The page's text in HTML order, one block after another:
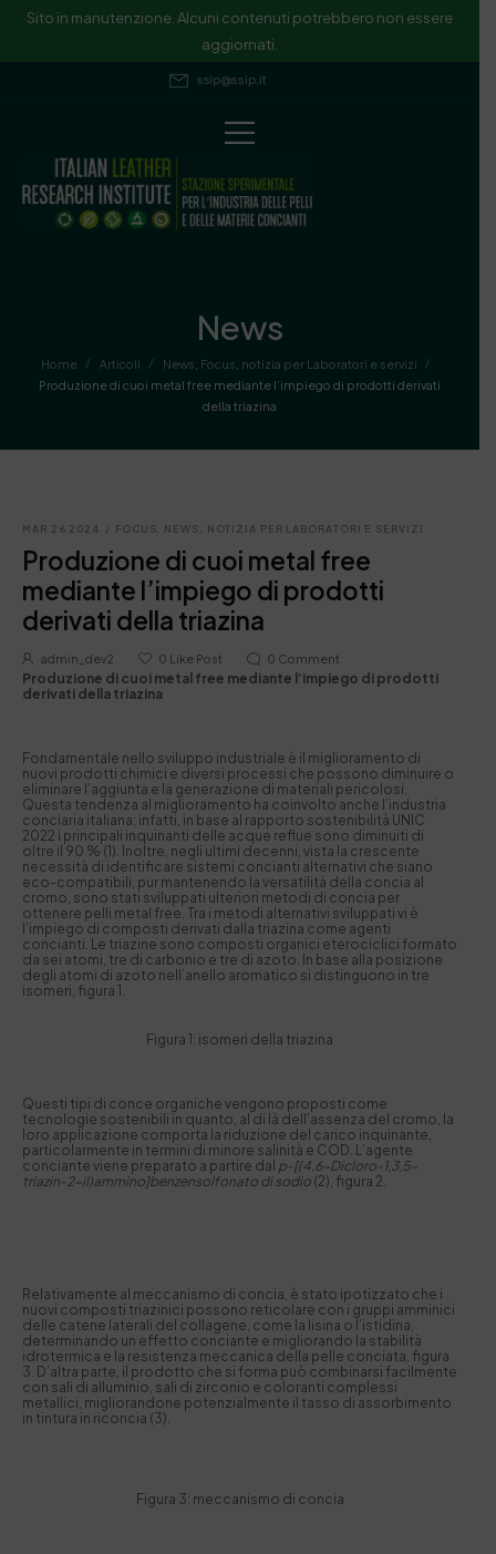
Sito in manutenzione. Alcuni contenuti potrebbero non essere
aggiornati.
ssip@ssip.it
News
Home / Articoli / News Focus notizia per Laboratori e servizi
/
Produzione di cuoi metal free mediante l’impiego di prodotti derivati
della triazina
MAR 26 2024 / FOCUS, NEWS, NOTIZIA PER LABORATORI E SERVIZI
Produzione di cuoi metal free
mediante l’impiego di prodotti
derivati della triazina
admin_dev2 0 Like Post 0 Comment
Produzione di cuoi metal free mediante l’impiego di prodotti
derivati della triazina
Fondamentale nello sviluppo industriale è il miglioramento di
nuovi prodotti chimici e diversi processi che possono diminuire o
eliminare l’aggiunta e la generazione di materiali pericolosi.
Questa tendenza al miglioramento ha coinvolto anche l’industria
conciaria italiana; infatti, in base al rapporto sostenibilità UNIC
2022 i principali inquinanti delle acque reflue sono diminuiti di
oltre il 90 % (1). Inoltre, negli ultimi decenni, vista la crescente
necessità di identificare sistemi concianti alternativi che siano
eco-compatibili, pur mantenendo la versatilità della concia al
cromo, sono stati sviluppati ulteriori metodi di concia per
ottenere pelli metal free. Tra i metodi alternativi sviluppati vi è
l’impiego di composti derivati dalla triazina come agenti
concianti. Le triazine sono composti organici eterociclici formato
da sei atomi, tre di carbonio e tre di azoto. In base alla posizione
degli atomi di azoto nell’anello aromatico si distinguono in tre
isomeri, figura 1.
Figura 1: isomeri della triazina
Questi tipi di conce organiche vengono proposti come
tecnologie sostenibili in quanto, al di là dell’assenza del cromo, la
loro applicazione comporta la riduzione del carico inquinante,
particolarmente in termini di minore salinità e COD. L’agente
conciante viene preparato a partire dal p-[(4,6-Dicloro-1,3,5-
triazin-2-il)ammino]benzensolfonato di sodio (2), figura 2.
Relativamente al meccanismo di concia, è stato ipotizzato che i
nuovi composti triazinici possono reticolare con i gruppi amminici
delle catene laterali del collagene, come la lisina o l’istidina,
determinando un effetto conciante e migliorando la stabilità
idrotermica e la resistenza meccanica della pelle conciata, figura
3. D’altra parte, il prodotto che si forma può combinarsi facilmente
con sali di alluminio, sali di zirconio e coloranti complessi
metallici, migliorandone potenzialmente il tasso di assorbimento
in tintura in riconcia (3).
Figura 3: meccanismo di concia